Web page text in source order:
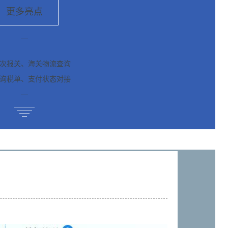
更多亮点
—
报关、海关物流查询
税单、支付状态对接
—